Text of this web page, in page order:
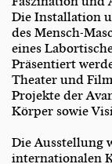
Die Installation
des Mensch-
eines
Präsentiert
Theater und
Projekte der
Körper sowie
Die Ausstellung
internationalen